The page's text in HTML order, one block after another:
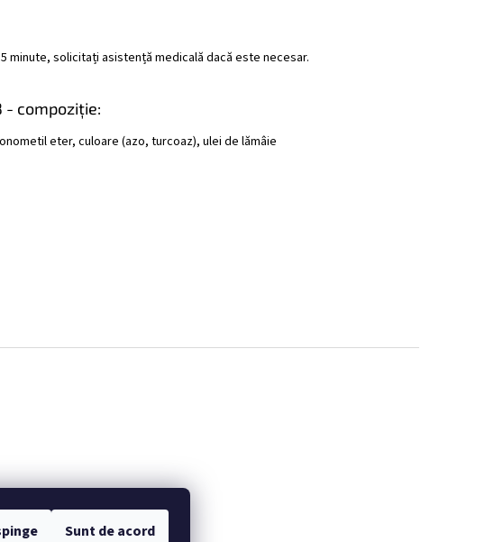
Sunt de acord
minute, solicitați asistență medicală dacă este necesar.
- compoziție:
eter, culoare (azo, turcoaz), ulei de lămâie